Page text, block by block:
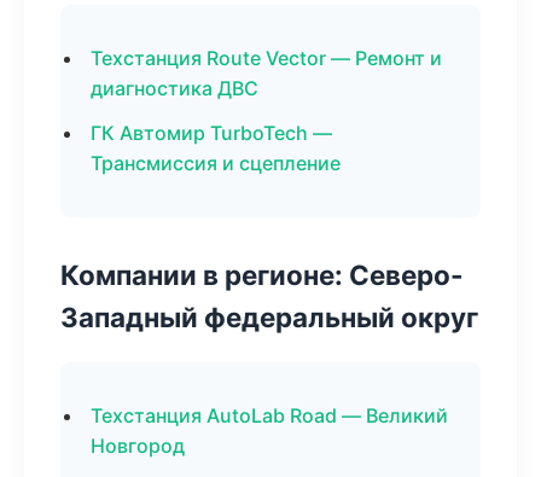
Техстанция Route Vector — Ремонт и
диагностика ДВС
ГК Автомир TurboTech —
Трансмиссия и сцепление
Компании в регионе: Северо-
Западный федеральный округ
Техстанция AutoLab Road — Великий
Новгород